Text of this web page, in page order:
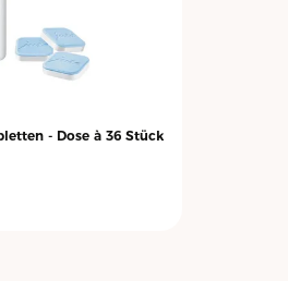
- Dose à 36 Stück